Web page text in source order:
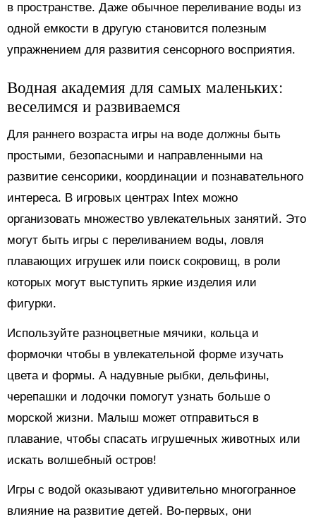
в пространстве. Даже обычное переливание воды из
одной емкости в другую становится полезным
упражнением для развития сенсорного восприятия.
Водная академия для самых маленьких:
веселимся и развиваемся
Для раннего возраста игры на воде должны быть
простыми, безопасными и направленными на
развитие сенсорики, координации и познавательного
интереса. В игровых центрах Intex можно
организовать множество увлекательных занятий. Это
могут быть игры с переливанием воды, ловля
плавающих игрушек или поиск сокровищ, в роли
которых могут выступить яркие изделия или
фигурки.
Используйте разноцветные мячики, кольца и
формочки чтобы в увлекательной форме изучать
цвета и формы. А надувные рыбки, дельфины,
черепашки и лодочки помогут узнать больше о
морской жизни. Малыш может отправиться в
плавание, чтобы спасать игрушечных животных или
искать волшебный остров!
Игры с водой оказывают удивительно многогранное
влияние на развитие детей. Во-первых, они